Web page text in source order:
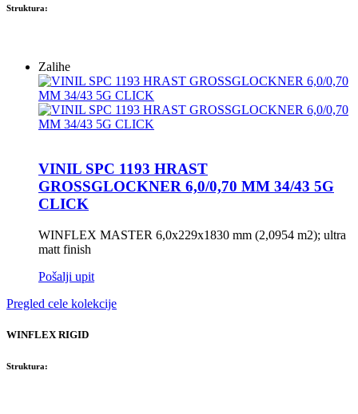
Struktura:
Zalihe
VINIL SPC 1193 HRAST
GROSSGLOCKNER 6,0/0,70 MM 34/43 5G
CLICK
WINFLEX MASTER 6,0x229x1830 mm (2,0954 m2); ultra
matt finish
Pošalji upit
Pregled cele kolekcije
WINFLEX RIGID
Struktura: